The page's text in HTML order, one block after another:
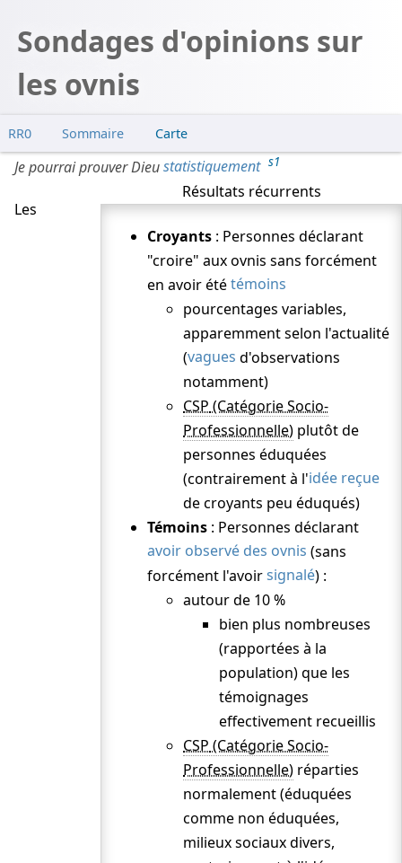
Sondages d'opinions sur
les ovnis
RR0 Sommaire
Gallup USA (1947)
Daily Express
Projet Colorado (1968)
Industrial Research (1971)
Université du Colorado
Illinois State Register
National Enquirer (1974)
Gallup au Canada (1974)
Psychiatrique (1974)
Branche française de MENSA International
Branches Etats-Unis de MENSA International
(juillet 1976)
Pilotes de ligne américains
Gallup Canada (1978)
Carte
Je pourrai prouver Dieustatistiquement s1
Résultats récurrents
Croyants : Personnes déclarant
"croire" aux ovnis sans forcément
en avoir ététémoins
pourcentages variables,
apparemment selon l'actualité
(vagues d'observations
notamment)
CSP
plutôt de
personnes éduquées
(contrairement à l'idée reçue
de croyants peu éduqués)
Témoins : Personnes déclarant
avoir observé des ovnis (sans
forcément l'avoirsignalé) :
autour de 10 %
bien plus nombreuses
(rapportées à la
population) que les
témoignages
effectivement recueillis
CSP
réparties
normalement (éduquées
comme non éduquées,
milieux sociaux divers,
Les